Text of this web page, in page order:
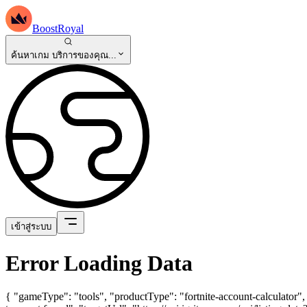
BoostRoyal
ค้นหาเกม บริการของคุณ...
เข้าสู่ระบบ
Error Loading Data
{ "gameType": "tools", "productType": "fortnite-account-